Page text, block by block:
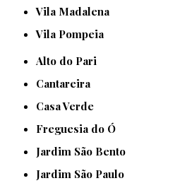
Vila Madalena
Vila Pompeia
Alto do Pari
Cantareira
Casa Verde
Freguesia do Ó
Jardim São Bento
Jardim São Paulo